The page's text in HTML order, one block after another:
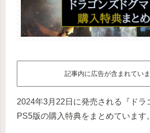
記事内に広告が含まれていま
2024年3月22日に発売される『ドラ
PS5版の購入特典をまとめています。